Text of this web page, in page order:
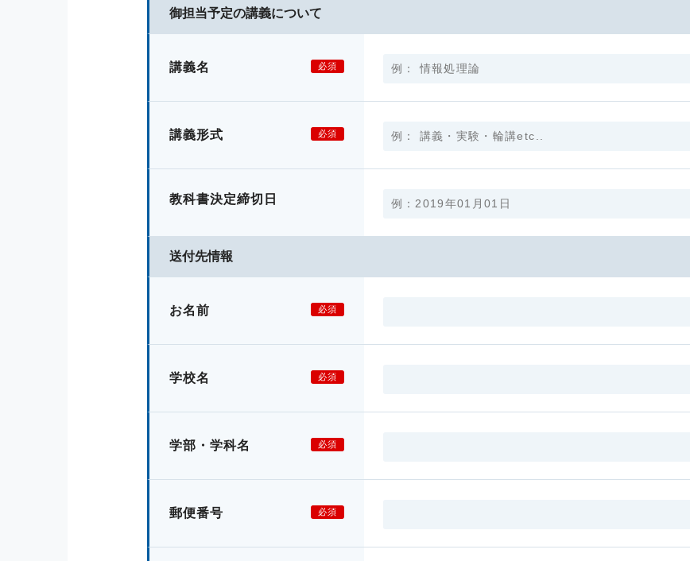
御担当予定の講義について
講義名 必須
講義形式 必須
教科書決定締切日
送付先情報
お名前 必須
学校名 必須
学部・学科名 必須
郵便番号 必須